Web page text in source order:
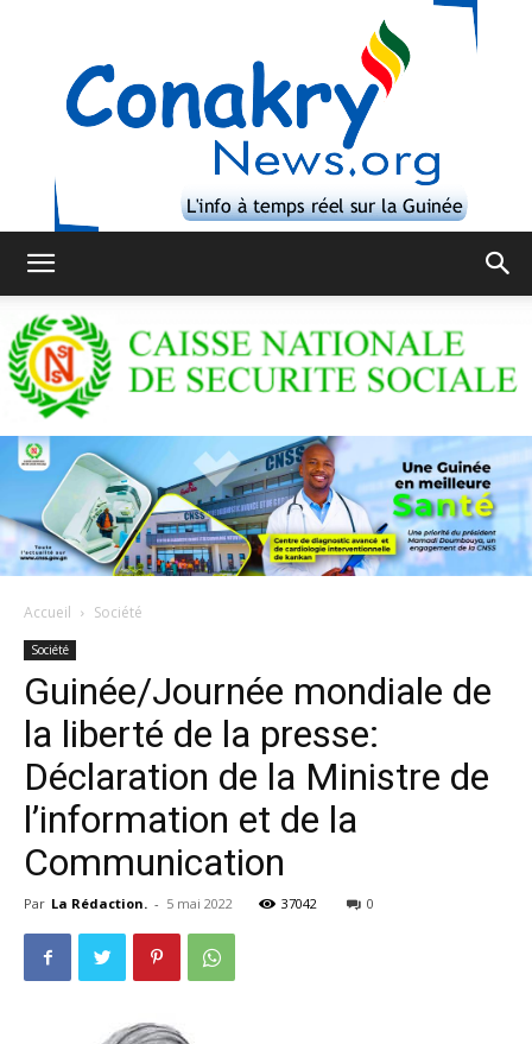
Accueil Société
Société
Guinée/Journée mondiale de
la liberté de la presse:
Déclaration de la Ministre de
l’information et de la
Communication
Par La Rédaction. - 5 mai 2022 37042 0